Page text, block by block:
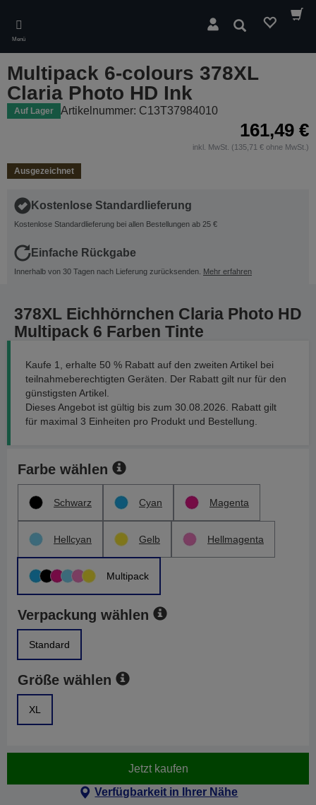
main
content
Menü
Suchen
Multipack 6-colours 378XL
Claria Photo HD Ink
Auf Lager Artikelnummer: C13T37984010
161,49 €
inkl. MwSt. (135,71 € ohne MwSt.)
Ausgezeichnet
Kostenlose Standardlieferung
Kostenlose Standardlieferung bei allen Bestellungen ab 25 €
Einfache Rückgabe
Innerhalb von 30 Tagen nach Lieferung zurücksenden. Mehr erfahren
378XL Eichhörnchen Claria Photo HD
Multipack 6 Farben Tinte
Kaufe 1, erhalte 50 % Rabatt auf den zweiten Artikel bei
teilnahmeberechtigten Geräten. Der Rabatt gilt nur für den
günstigsten Artikel.
Dieses Angebot ist gültig bis zum 30.08.2026. Rabatt gilt
für maximal 3 Einheiten pro Produkt und Bestellung.
Farbe wählen
Schwarz Cyan Magenta
Hellcyan Gelb Hellmagenta
Multipack
Verpackung wählen
Standard
Größe wählen
XL
Jetzt kaufen
Verfügbarkeit in Ihrer Nähe